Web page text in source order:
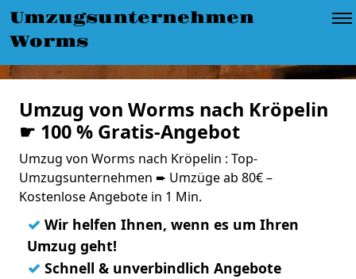
Umzugsunternehmen
Worms
Umzug von Worms nach Kröpelin
☛ 100 % Gratis-Angebot
Umzug von Worms nach Kröpelin : Top-
Umzugsunternehmen ➨ Umzüge ab 80€ –
Kostenlose Angebote in 1 Min.
✓ Wir helfen Ihnen, wenn es um Ihren
Umzug geht!
✓ Schnell & unverbindlich Angebote